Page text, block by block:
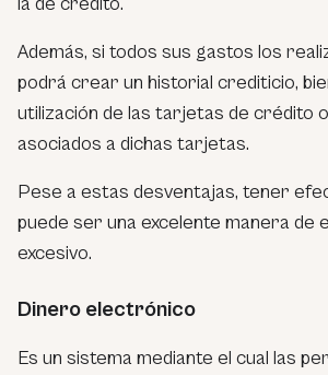
Además, si todos sus gastos los
podrá crear un historial crediticio,
utilización de las tarjetas de crédito
asociados a dichas tarjetas.
Pese a estas desventajas, tener
puede ser una excelente manera de
excesivo.
Dinero electrónico
Es un sistema mediante el cual las